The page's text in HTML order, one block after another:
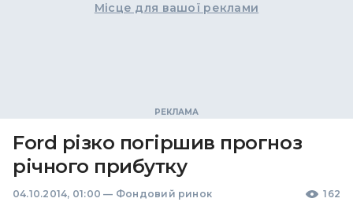
Місце для вашої реклами
Ford різко погіршив прогноз
річного прибутку
04.10.2014, 01:00 — Фондовий ринок 162